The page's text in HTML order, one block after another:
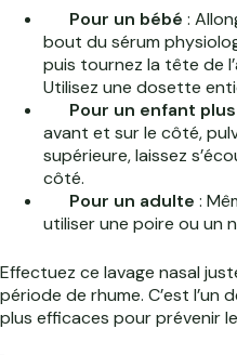
Pour un bébé :
bout du sérum
puis tournez la tête de
Utilisez une dosette
Pour un enfant
avant et sur le côté,
supérieure, laissez
côté.
Pour un adulte :
utiliser une poire ou un
Effectuez ce lavage nasal
période de rhume. C’est l’un
plus efficaces pour prévenir